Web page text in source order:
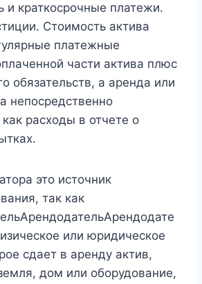
и краткосрочные платежи.
Стоимость актива
платежные
части актива плюс
обязательств, а аренда или
непосредственно
расходы в отчете о
это источник
так как
или юридическое
сдает в аренду актив,
дом или оборудование,